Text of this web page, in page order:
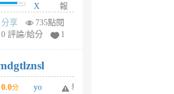
X
Pe
Jc
R
P
m
報
分享
735點閱
0 評論/給分
1
0.0分
yo
舉